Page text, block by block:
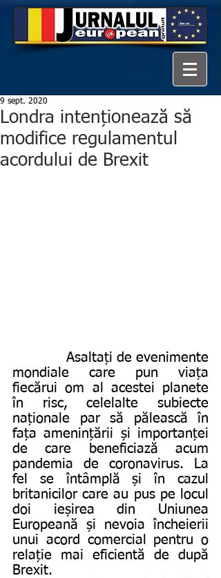
Londra intenționează să
modifice regulamentul
acordului de Brexit
9 sept. 2020
mondiale care pun viața
fiecărui om al acestei planete
în risc, celelalte subiecte
naționale par să pălească în
fața amenințării și importanței
de care beneficiază acum
pandemia de coronavirus. La
fel se întâmplă și în cazul
britanicilor care au pus pe locul
doi ieșirea din Uniunea
Europeană și nevoia încheierii
unui acord comercial pentru o
relație mai eficientă de după
Brexit.